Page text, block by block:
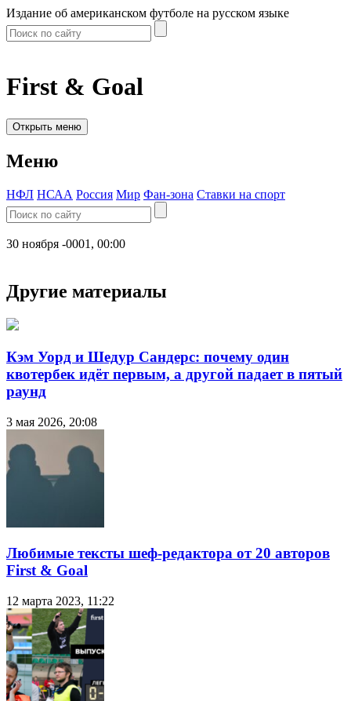
Издание об американском футболе на русском языке
First & Goal
Открыть меню
Меню
НФЛ НСАА Россия Мир Фан-зона Ставки на спорт
30 ноября -0001, 00:00
Другие материалы
Кэм Уорд и Шедур Сандерс: почему один
квотербек идёт первым, а другой падает в пятый
раунд
3 мая 2026, 20:08
Любимые тексты шеф-редактора от 20 авторов
First & Goal
12 марта 2023, 11:22